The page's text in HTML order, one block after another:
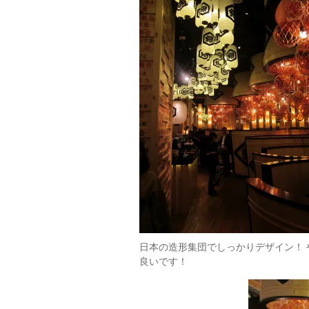
日本の造形集団でしっかりデザイン！
良いです！